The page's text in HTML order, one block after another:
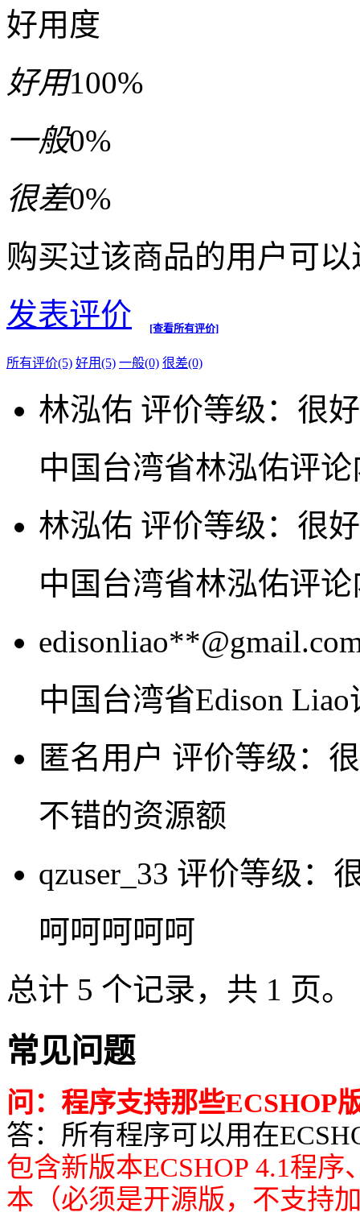
好用度
好用100%
一般0%
很差0%
购买过该商品的用户可
发表评价
[查看所有评价]
所有评价(5) 好用(5) 一般(0) 很差(0)
林泓佑 评价等级：很好
中国台湾省林泓佑评
林泓佑 评价等级：很好
中国台湾省林泓佑评
中国台湾省Edison
匿名用户 评价等级：
不错的资源额
qzuser_33 评价等级：
呵呵呵呵呵
总计 5 个记录，共 1 页。
常见问题
问：程序支持那些ECSHOP
答：所有程序可以用在
包含新版本ECSHOP 4.1程
本（必须是开源版，不支持